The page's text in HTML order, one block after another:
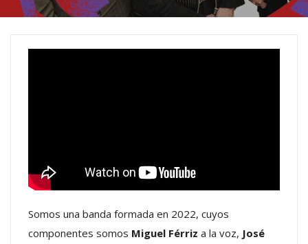
Somos una banda formada en 2022, cuyos
componentes somos Miguel Férriz a la voz, José